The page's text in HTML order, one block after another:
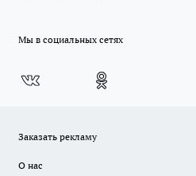
Мы в социальных сетях
Заказать рекламу
О нас